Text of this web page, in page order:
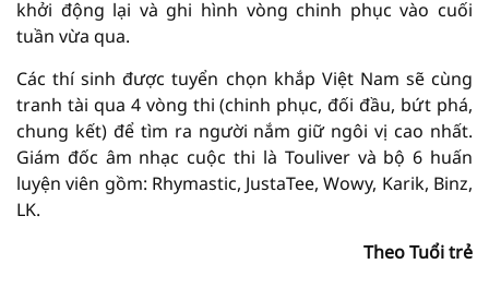
khởi động lại và ghi hình vòng chinh phục vào cuối
tuần vừa qua.
Các thí sinh được tuyển chọn khắp Việt Nam sẽ cùng
tranh tài qua 4 vòng thi (chinh phục, đối đầu, bứt phá,
chung kết) để tìm ra người nắm giữ ngôi vị cao nhất.
Giám đốc âm nhạc cuộc thi là Touliver và bộ 6 huấn
luyện viên gồm: Rhymastic, JustaTee, Wowy, Karik, Binz,
LK.
Theo Tuổi trẻ